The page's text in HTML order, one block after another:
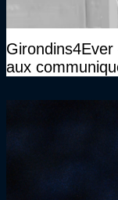
aux